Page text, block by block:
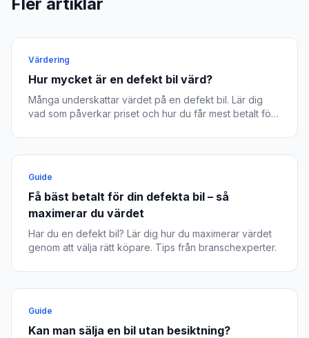
Värdering
Hur mycket är en defekt bil värd?
Många underskattar värdet på en defekt bil. Lär dig
vad som påverkar priset och hur du får mest betalt för
Guide
Få bäst betalt för din defekta bil – så
maximerar du värdet
Har du en defekt bil? Lär dig hur du maximerar värdet
genom att välja rätt köpare. Tips från branschexperter.
Guide
Kan man sälja en bil utan besiktning?